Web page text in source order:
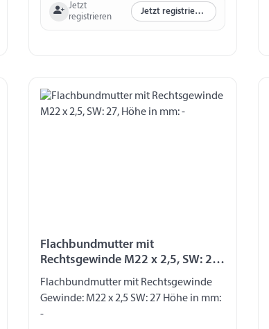
Jetzt
registrieren
Jetzt registrieren
Flachbundmutter mit
Rechtsgewinde M22 x 2,5, SW: 27,
Höhe in mm: -
Flachbundmutter mit Rechtsgewinde
Gewinde: M22 x 2,5 SW: 27 Höhe in mm:
-